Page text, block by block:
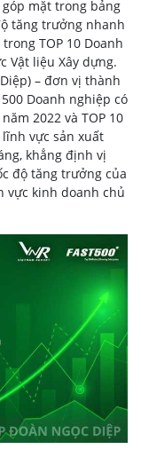
mặt trong bảng
tăng trưởng nhanh
TOP 10 Doanh
Vật liệu Xây dựng.
– đơn vị thành
Doanh nghiệp có
2022 và TOP 10
vực sản xuất
khẳng định vị
độ tăng trưởng của
vực kinh doanh chủ